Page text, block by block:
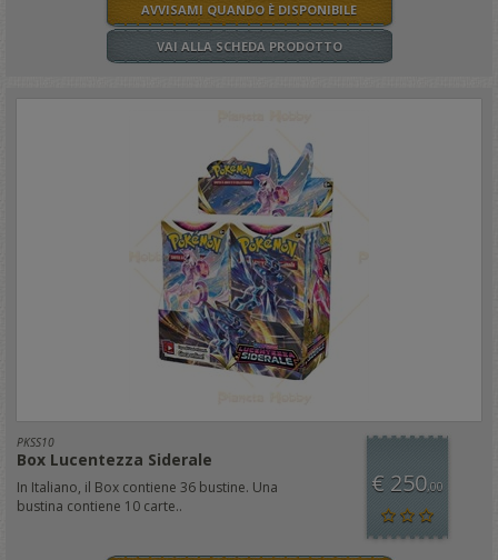
AVVISAMI QUANDO È DISPONIBILE
VAI ALLA SCHEDA PRODOTTO
PKSS10
Box Lucentezza Siderale
In Italiano, il Box contiene 36 bustine. Una
bustina contiene 10 carte..
€ 250,00